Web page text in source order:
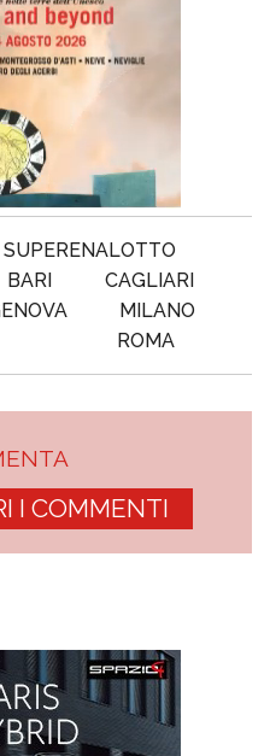
SUPERENALOTTO
BARI
CAGLIARI
MILANO
ROMA
I COMMENTI